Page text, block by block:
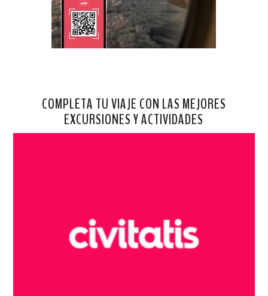
COMPLETA TU VIAJE CON LAS MEJORES
EXCURSIONES Y ACTIVIDADES